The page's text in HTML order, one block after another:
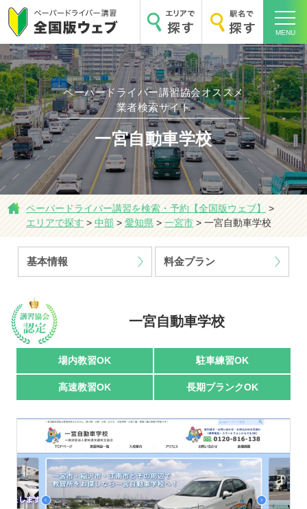
MENU
ホーム
エリアで探す
駅名で探す
おすすめ業者
ペーパードライバー講習協会オススメ
業者検索サイト
一宮自動車学校
ペーパードライバー講習を検索・予約【全国版ウェブ】
>
エリアで探す > 中部 > 愛知県 > 一宮市 > 一宮自動車学校
基本情報 料金プラン
一宮自動車学校
場内教習OK 駐車練習OK
高速教習OK 長期ブランクOK